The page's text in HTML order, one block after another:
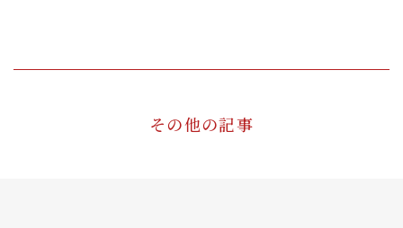
その他の記事